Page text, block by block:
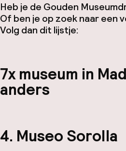
Heb je de Gouden
Of ben je op zoek naar een
Volg dan dit lijstje:
7x museum in
anders
4. Museo Sorolla